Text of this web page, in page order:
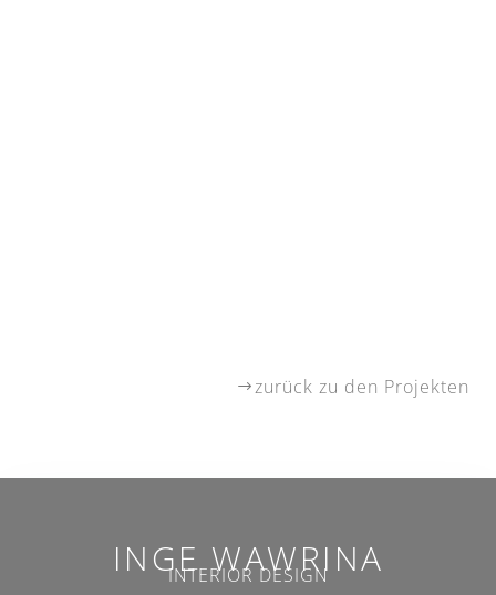
zurück zu den Projekten
INGE WAWRINA
INTERIOR DESIGN